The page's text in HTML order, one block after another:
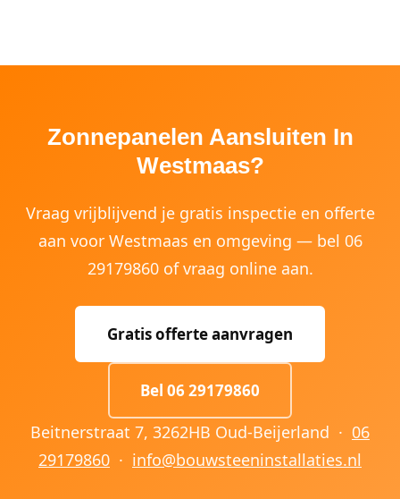
Zonnepanelen Aansluiten In
Westmaas?
Vraag vrijblijvend je gratis inspectie en offerte
aan voor Westmaas en omgeving — bel 06
29179860 of vraag online aan.
Gratis offerte aanvragen
Bel 06 29179860
Beitnerstraat 7, 3262HB Oud-Beijerland · 06
29179860 · info@bouwsteeninstallaties.nl